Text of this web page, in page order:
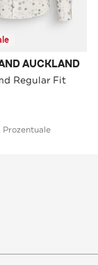
AUCKLAND
Regular Fit